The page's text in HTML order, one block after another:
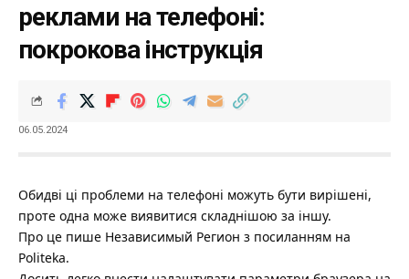
реклами на телефоні:
покрокова інструкція
06.05.2024
Обидві ці проблеми на телефоні можуть бути вирішені,
проте одна може виявитися складнішою за іншу.
Про це пише Независимый Регион з посиланням на
Politeka.